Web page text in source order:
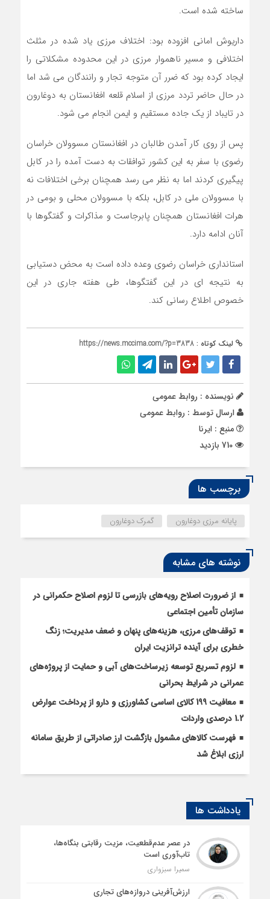
ساخته شده است.
داریوش امانی افزوده بود: اختلاف مرزی یاد شده در مثلث
اختلافی و مسیر ناهموار مرزی در این محدوده مشکلاتی را
ایجاد کرده بود که ضرر آن متوجه تجار و رانندگان می شد اما
در حال حاضر تردد مرزی از اسلام قلعه افغانستان به دوغارون
در تایباد از یک جاده مستقیم و ایمن انجام می شود.
پس از روی کار آمدن طالبان در افغانستان مسوولان خراسان
رضوی با سفر به این کشور توافقات به دست آمده را در کابل
پیگیری کردند اما به نظر می رسد همچنان برخی اختلافات نه
با مسوولان ملی در کابل، بلکه با مسوولان محلی و بومی در
هرات افغانستان همچنان پابرجاست و مذاکرات و گفتگوها با
آنان ادامه دارد.
استانداری خراسان رضوی وعده داده است به محض دستیابی
به نتیجه ای در این گفتگوها، طی هفته جاری در این
خصوص اطلاع رسانی کند.
لینک کوتاه : https://news.mccima.com/?p=3838
نویسنده : روابط عمومی
ارسال توسط : روابط عمومی
منبع : ایرنا
برچسب ها
پایانه مرزی دوغارون گمرک دوغارون
نوشته های مشابه
از ضرورت اصلاح رویه‌های بازرسی تا لزوم اصلاح حکمرانی در
سازمان تأمین اجتماعی
توقف‌های مرزی، هزینه‌های پنهان و ضعف مدیریت؛ زنگ
خطری برای آینده ترانزیت ایران
لزوم تسریع توسعه زیرساخت‌های آبی و حمایت از پروژه‌های
عمرانی در شرایط بحرانی
معافیت 199 کالای اساسی کشاورزی و دارو از پرداخت عوارض
1.2 درصدی واردات
فهرست کالاهای مشمول بازگشت ارز صادراتی از طریق سامانه
ارزی ابلاغ شد
یادداشت ها
در عصر عدم‌قطعیت، مزیت رقابتی بنگاه‌ها،
تاب‌آوری است
سمیرا سبزواری
ارزش‌آفرینی دروازه‌های تجاری